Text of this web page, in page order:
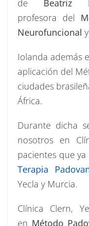
de Beatriz
profesora del
Neurofuncional
Iolanda además
aplicación del
ciudades
África.
Durante dicha
nosotros en
pacientes que
Terapia
Yecla y Murcia.
Clínica Clern,
en Método